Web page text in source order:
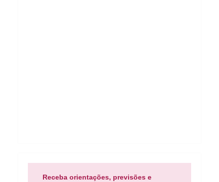
Receba orientações, previsões e